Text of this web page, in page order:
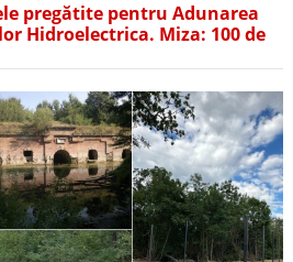
pregătite pentru Adunarea
Hidroelectrica. Miza: 100 de